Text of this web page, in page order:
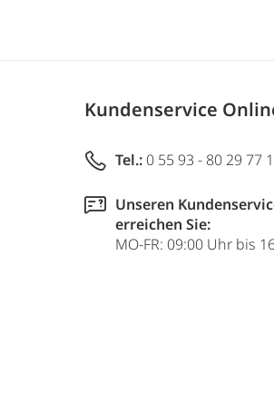
Kundenservice
Tel.: 0 55 93 - 80 29 77
Unseren
erreichen Sie:
MO-FR: 09:00 Uhr bis